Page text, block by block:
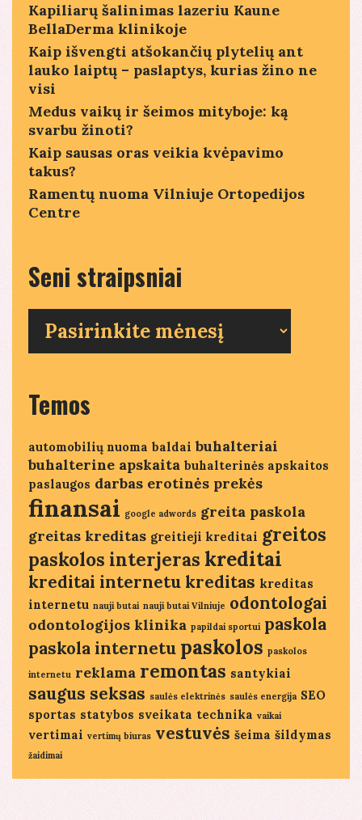
Kapiliarų šalinimas lazeriu Kaune
BellaDerma klinikoje
Kaip išvengti atšokančių plytelių ant
lauko laiptų – paslaptys, kurias žino ne
visi
Medus vaikų ir šeimos mityboje: ką
svarbu žinoti?
Kaip sausas oras veikia kvėpavimo
takus?
Ramentų nuoma Vilniuje Ortopedijos
Centre
Seni straipsniai
straipsniai
Temos
automobilių nuoma baldai buhalteriai
buhalterine apskaita buhalterinės apskaitos
paslaugos darbas erotinės prekės
finansai google adwords greita paskola
greitas kreditas greitieji kreditai greitos
paskolos interjeras kreditai
kreditai internetu kreditas kreditas
internetu nauji butai nauji butai Vilniuje odontologai
odontologijos klinika papildai sportui paskola
paskola internetu paskolos paskolos
internetu reklama remontas santykiai
saugus seksas saulės elektrinės saulės energija SEO
sportas statybos sveikata technika vaikai
vertimai vertimų biuras vestuvės šeima šildymas
žaidimai